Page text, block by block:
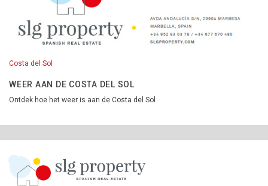
Costa del Sol
WEER AAN DE COSTA DEL SOL
Ontdek hoe het weer is aan de Costa del Sol